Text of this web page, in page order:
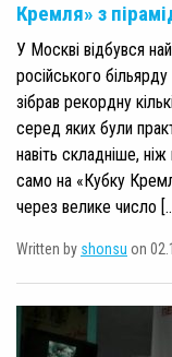
Кремля» з
У Москві відбувся
російського
зібрав рекордну
серед яких були
навіть складніше,
само на «Кубку
через велике число
Written by shonsu on